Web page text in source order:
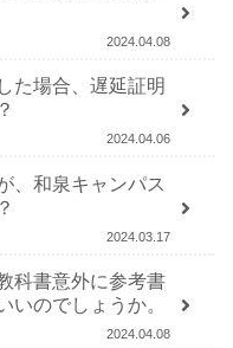
2024.04.08
た場合、遅延証明
2024.04.06
、和泉キャンパス
2024.03.17
科書意外に参考書
いのでしょうか。
2024.04.08